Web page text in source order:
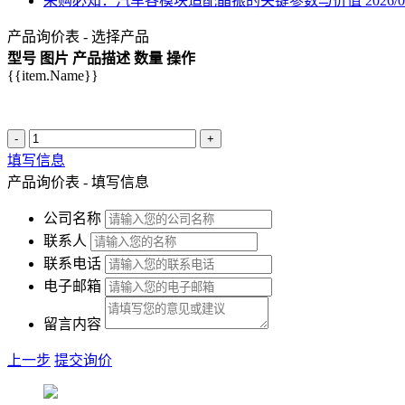
产品询价表 - 选择产品
型号 图片 产品描述 数量 操作
{{item.Name}}
- +
填写信息
产品询价表 - 填写信息
公司名称
联系人
联系电话
电子邮箱
留言内容
上一步 提交询价